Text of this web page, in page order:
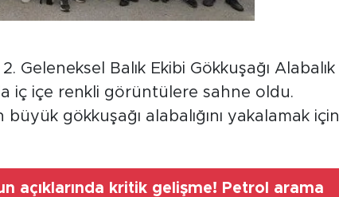
Geleneksel Balık Ekibi Gökkuşağı Alabalık
iç içe renkli görüntülere sahne oldu.
büyük gökkuşağı alabalığını yakalamak için
açıklarında kritik gelişme! Petrol arama